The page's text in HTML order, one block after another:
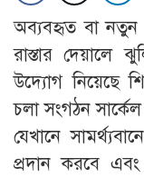
অব্যবহৃত বা নতুন
রাস্তার দেয়ালে
উদ্যোগ নিয়েছে
চলা সংগঠন
যেখানে
প্রদান করবে এবং